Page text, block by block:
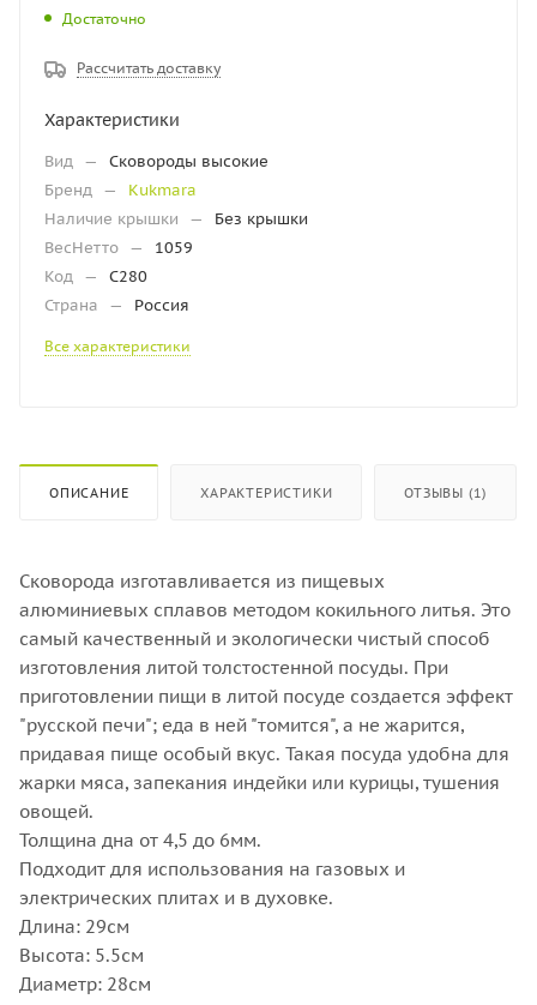
Достаточно
Рассчитать доставку
Характеристики
Вид —
Сковороды высокие
Бренд —
Kukmara
Наличие крышки
—
Без крышки
ВесНетто —
1059
Код —
С280
Страна
— Россия
Все характеристики
ОПИСАНИЕ ХАРАКТЕРИСТИКИ ОТЗЫВЫ (1)
Сковорода изготавливается из пищевых
алюминиевых сплавов методом кокильного литья. Это
самый качественный и экологически чистый способ
изготовления литой толстостенной посуды. При
приготовлении пищи в литой посуде создается эффект
"русской печи"; еда в ней "томится", а не жарится,
придавая пище особый вкус. Такая посуда удобна для
жарки мяса, запекания индейки или курицы, тушения
овощей.
Толщина дна от 4,5 до 6мм.
Подходит для использования на газовых и
электрических плитах и в духовке.
Длина: 29см
Высота: 5.5см
Диаметр: 28см